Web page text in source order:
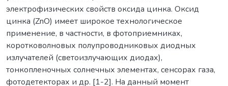
электрофизических свойств оксида цинка. Оксид
цинка (ZnO) имеет широкое технологическое
применение, в частности, в фотоприемниках,
коротковолновых полупроводниковых диодных
излучателей (светоизлучающих диодах),
тонкопленочных солнечных элементах, сенсорах газа,
фотодетекторах и др. [1-2]. На данный момент